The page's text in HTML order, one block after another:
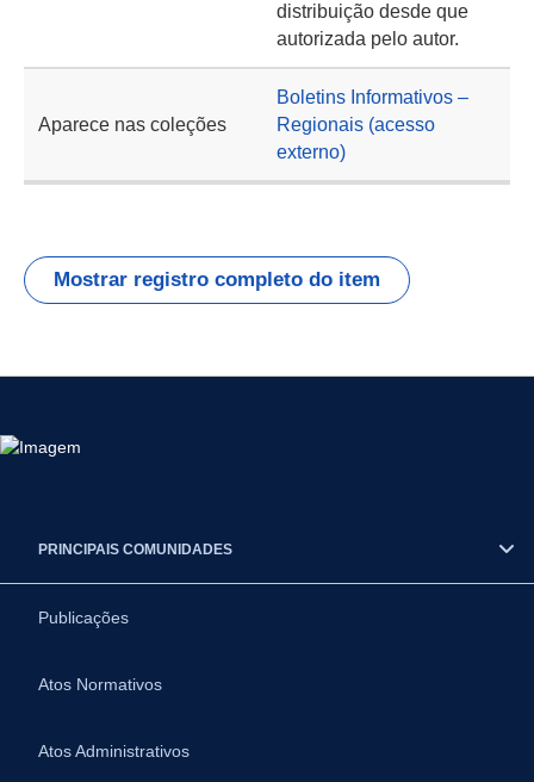
distribuição desde que
autorizada pelo autor.
Aparece nas coleções
Boletins Informativos –
Regionais (acesso
externo)
Mostrar registro completo do item
PRINCIPAIS COMUNIDADES
Publicações
Atos Normativos
Atos Administrativos